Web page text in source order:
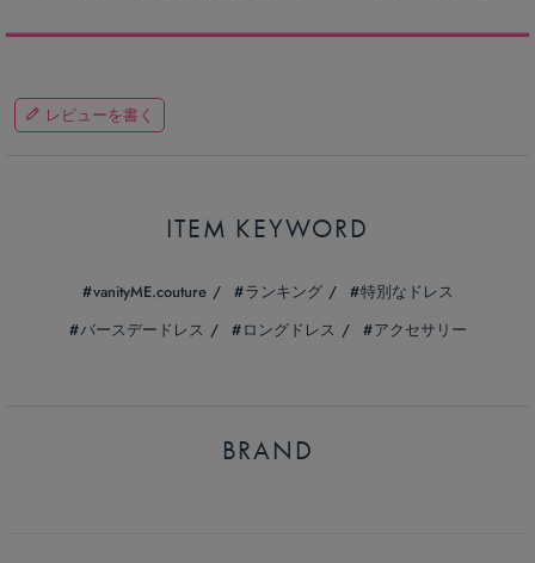
レビューを書く
ITEM KEYWORD
vanityME.couture ランキング
特別なドレス
バースデードレス
ロングドレス アクセサリー
BRAND